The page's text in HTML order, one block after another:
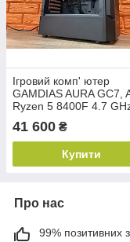
Ігровий комп' ютер
GAMDIAS AURA GC7,
Ryzen 5 8400F 4.7
DDR5 32ГБ, NVME
RX5700 XT 8GB
41 600 ₴
Купити
Про нас
99% позитивних з